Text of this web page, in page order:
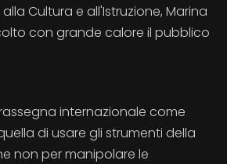
Cultura e all'Istruzione, Marina
con grande calore il pubblico
internazionale come
di usare gli strumenti della
non per manipolare le